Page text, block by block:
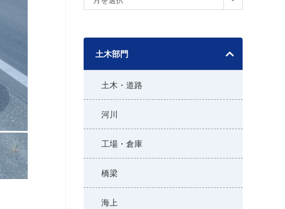
ー
イ
土木部門
土木・道路
河川
工場・倉庫
橋梁
海上